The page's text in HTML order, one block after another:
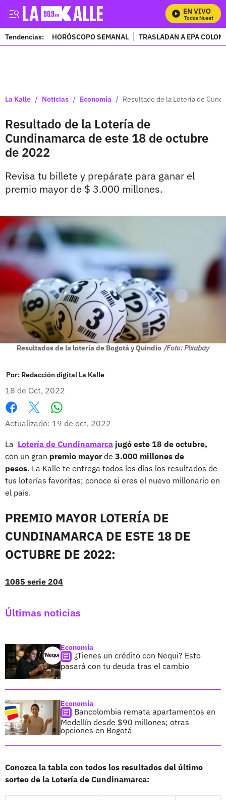
EN VIVO
Mira Todos Nuestros
Tendencias: HORÓSCOPO SEMANAL TRASLADAN A EPA
La Kalle / Noticias / Economía / Resultado de la Lotería de
Resultado de la Lotería de
Cundinamarca de este 18 de octubre
de 2022
Revisa tu billete y prepárate para ganar el
premio mayor de $ 3.000 millones.
Resultados de la lotería de Bogotá y Quindío /Foto: Pixabay
Por: Redacción digital La Kalle
18 de Oct, 2022
Facebook
X
Actualizado: 19 de oct, 2022
La Lotería de Cundinamarca jugó este 18 de octubre,
con un gran premio mayorde 3.000 millones de
pesos. La Kalle te entrega todos los días los resultados de
tus loterías favoritas; conoce si eres el nuevo millonario en
el país.
PREMIO MAYOR LOTERÍA DE
CUNDINAMARCA DE ESTE 18 DE
OCTUBRE DE 2022:
1085 serie 204
Últimas noticias
Economía
¿Tienes un crédito con Nequi? Esto
pasará con tu deuda tras el cambio
Economía
Bancolombia remata apartamentos en
Medellín desde $90 millones; otras
opciones en Bogotá
Conozca la tabla con todos los resultados del último
sorteo de la Lotería de Cundinamarca: